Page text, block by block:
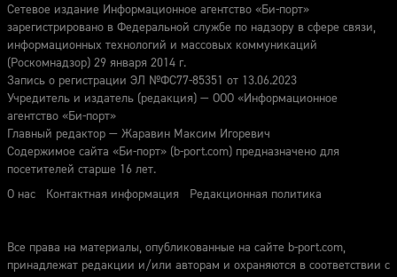
Сетевое издание Информационное агентство «Би-порт»
зарегистрировано в Федеральной службе по надзору в сфере связи,
информационных технологий и массовых коммуникаций
(Роскомнадзор) 29 января 2014 г.
Запись о регистрации ЭЛ №ФС77-85351 от 13.06.2023
Учредитель и издатель (редакция) — ООО «Информационное
агентство «Би-порт»
Главный редактор — Жаравин Максим Игоревич
Содержимое сайта «Би-порт» (b-port.com) предназначено для
посетителей старше 16 лет.
О нас
Контактная информация Редакционная политика
Все права на материалы, опубликованные на сайте b-port.com,
принадлежат редакции и/или авторам и охраняются в соответствии с